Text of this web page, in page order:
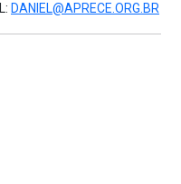
DANIEL@APRECE.ORG.BR